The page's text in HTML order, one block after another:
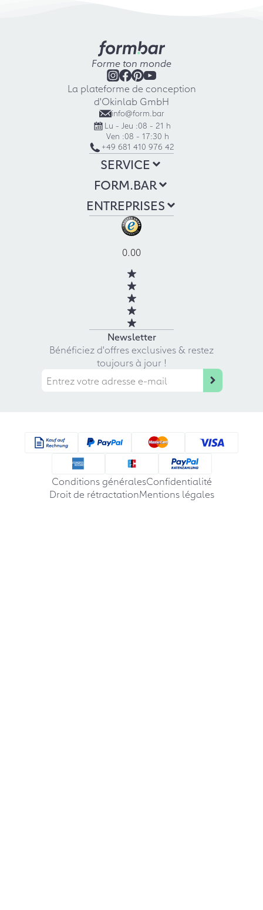
Forme ton monde
La plateforme de conception
d'Okinlab GmbH
info@form.bar
Lu - Jeu :08 - 21 h
Ven :08 - 17:30 h
+49 681 410 976 42
SERVICE
FORM.BAR
ENTREPRISES
0.00
Newsletter
Bénéficiez d'offres exclusives & restez
toujours à jour !
Conditions généralesConfidentialité
Droit de rétractationMentions légales